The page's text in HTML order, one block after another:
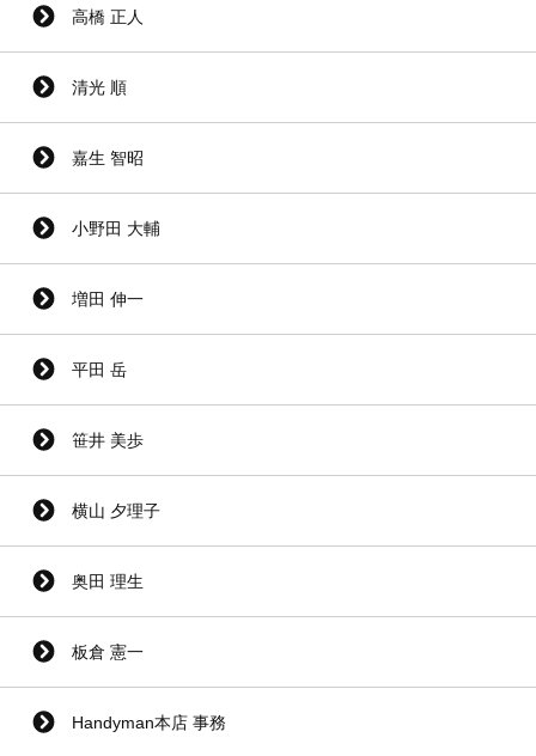
高橋 正人
清光 順
嘉生 智昭
小野田 大輔
増田 伸一
平田 岳
笹井 美歩
横山 夕理子
奥田 理生
板倉 憲一
Handyman本店 事務